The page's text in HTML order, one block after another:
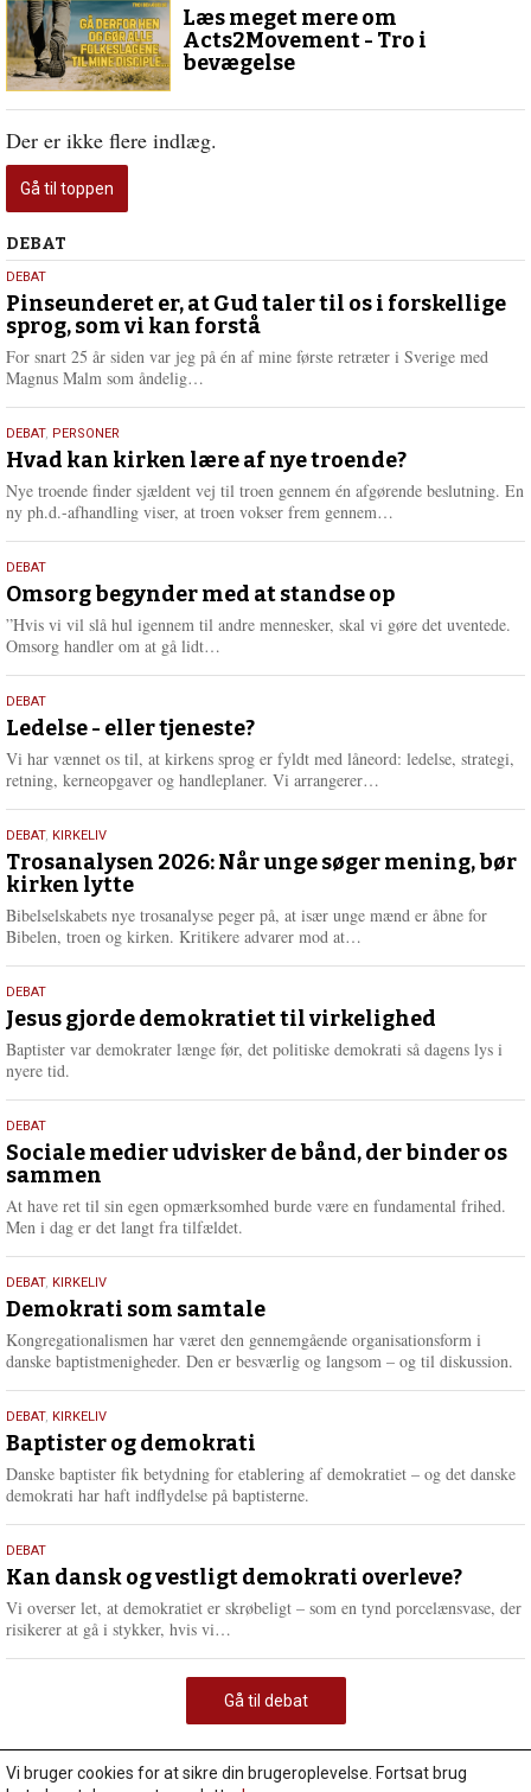
maj
2026
Læs meget mere om
Acts2Movement - Tro i
bevægelse
Der er ikke flere indlæg.
Gå til toppen
Debat
DEBAT
5.
august
2026
DEBAT
Pinseunderet er, at Gud taler til os i forskellige
sprog, som vi kan forstå
For snart 25 år siden var jeg på én af mine første retræter i Sverige med
Magnus Malm som åndelig…
e
r
e
25.
juli
2026
DEBAT, PERSONER
Hvad kan kirken lære af nye troende?
Nye troende finder sjældent vej til troen gennem én afgørende beslutning. En
ny ph.d.-afhandling viser, at troen vokser frem gennem…
e
r
e
9.
juli
2026
DEBAT
Omsorg begynder med at standse op
”Hvis vi vil slå hul igennem til andre mennesker, skal vi gøre det uventede.
Omsorg handler om at gå lidt…
e
r
e
10.
juni
2026
DEBAT
Ledelse - eller tjeneste?
Vi har vænnet os til, at kirkens sprog er fyldt med låneord: ledelse, strategi,
retning, kerneopgaver og handleplaner. Vi arrangerer…
e
2.
juni
2026
DEBAT, KIRKELIV
Trosanalysen 2026: Når unge søger mening, bør
kirken lytte
Bibelselskabets nye trosanalyse peger på, at især unge mænd er åbne for
Bibelen, troen og kirken. Kritikere advarer mod at…
e
r
18.
maj
2026
DEBAT
Jesus gjorde demokratiet til virkelighed
Baptister var demokrater længe før, det politiske demokrati så dagens lys i
nyere tid.
18.
maj
2026
DEBAT
Sociale medier udvisker de bånd, der binder os
sammen
At have ret til sin egen opmærksomhed burde være en fundamental frihed.
Men i dag er det langt fra tilfældet.
18.
maj
2026
DEBAT, KIRKELIV
Demokrati som samtale
Kongregationalismen har været den gennemgående organisationsform i
danske baptistmenigheder. Den er besværlig og langsom – og til diskussion.
18.
maj
2026
DEBAT, KIRKELIV
Baptister og demokrati
Danske baptister fik betydning for etablering af demokratiet – og det danske
demokrati har haft indflydelse på baptisterne.
18.
maj
2026
DEBAT
Kan dansk og vestligt demokrati overleve?
Vi overser let, at demokratiet er skrøbeligt – som en tynd porcelænsvase, der
risikerer at gå i stykker, hvis vi…
m
e
e
Gå til debat
Vi bruger cookies for at sikre din brugeroplevelse. Fortsat brug